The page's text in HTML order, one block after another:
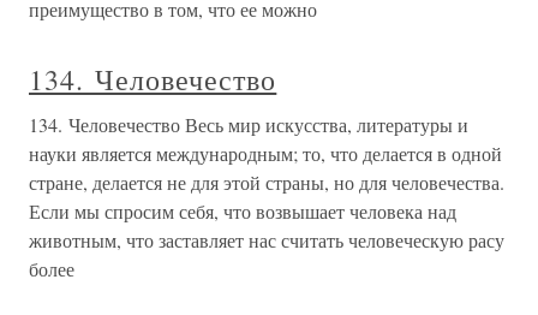
преимущество в том, что ее можно
134. Человечество
134. Человечество Весь мир искусства, литературы и
науки является международным; то, что делается в одной
стране, делается не для этой страны, но для человечества.
Если мы спросим себя, что возвышает человека над
животным, что заставляет нас считать человеческую расу
более